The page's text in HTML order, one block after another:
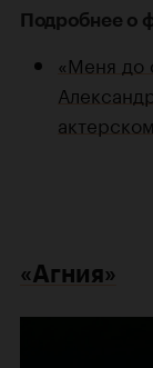
Подробнее о
«Меня до
«Агния»